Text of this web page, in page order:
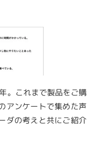
。これまで製品をご購
アンケートで集めた声
ダの考えと共にご紹介